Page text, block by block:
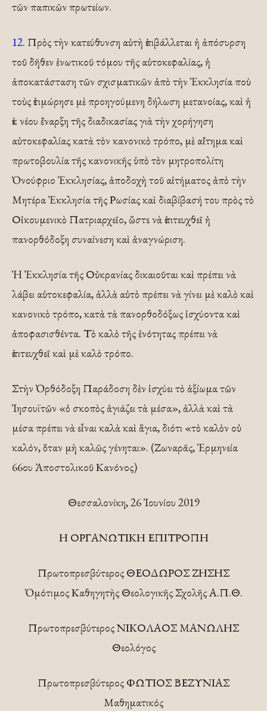
τῶν παπικῶν πρωτείων.
12. Πρὸς τὴν κατεύθυνση αὐτὴ ἐπιβάλλεται ἡ ἀπόσυρση
τοῦ δῆθεν ἑνωτικοῦ τόμου τῆς αὐτοκεφαλίας, ἡ
ἀποκατάσταση τῶν σχισματικῶν ἀπὸ τὴν Ἐκκλησία ποὺ
τοὺς ἐτιμώρησε μὲ προηγούμενη δήλωση μετανοίας, καὶ ἡ
ἐκ νέου ἔναρξη τῆς διαδικασίας γιὰ τὴν χορήγηση
αὐτοκεφαλίας κατὰ τὸν κανονικὸ τρόπο, μὲ αἴτημα καὶ
πρωτοβουλία τῆς κανονικῆς ὑπὸ τὸν μητροπολίτη
Ὀνούφριο Ἐκκλησίας, ἀποδοχὴ τοῦ αἰτήματος ἀπὸ τὴν
Μητέρα Ἐκκλησία τῆς Ρωσίας καὶ διαβίβασή του πρὸς τὸ
Οἰκουμενικὸ Πατριαρχεῖο, ὥστε νὰ ἐπιτευχθεῖ ἡ
πανορθόδοξη συναίνεση καὶ ἀναγνώριση.
Ἡ Ἐκκλησία τῆς Οὐκρανίας δικαιοῦται καὶ πρέπει νὰ
λάβει αὐτοκεφαλία, ἀλλὰ αὐτὸ πρέπει νὰ γίνει μὲ καλὸ καὶ
κανονικὸ τρόπο, κατὰ τὰ πανορθοδόξως ἰσχύοντα καὶ
ἀποφασισθέντα. Τὸ καλὸ τῆς ἑνότητας πρέπει νὰ
ἐπιτευχθεῖ καὶ μὲ καλὸ τρόπο.
Στὴν Ὀρθόδοξη Παράδοση δὲν ἰσχύει τὸ ἀξίωμα τῶν
Ἰησουϊτῶν «ὁ σκοπὸς ἁγιάζει τὰ μέσα», ἀλλὰ καὶ τὰ
μέσα πρέπει νὰ εἶναι καλὰ καὶ ἅγια, διότι «τὸ καλὸν οὐ
καλόν, ὅταν μὴ καλῶς γένηται». (Ζωναρᾶς, Ἑρμηνεία
66ου Ἀποστολικοῦ Κανόνος)
Θεσσαλονίκη, 26 Ἰουνίου 2019
Η ΟΡΓΑΝΩΤΙΚΗ ΕΠΙΤΡΟΠΗ
Πρωτοπρεσβύτερος ΘΕΟΔΩΡΟΣ ΖΗΣΗΣ
Ὁμότιμος Καθηγητὴς Θεολογικῆς Σχολῆς Α.Π.Θ.
Πρωτοπρεσβύτερος ΝΙΚΟΛΑΟΣ ΜΑΝΩΛΗΣ
Θεολόγος
Πρωτοπρεσβύτερος ΦΩΤΙΟΣ ΒΕΖΥΝΙΑΣ
Μαθηματικός